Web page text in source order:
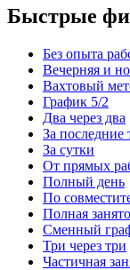
Быстрые
Без опыта
Вечерняя и
Вахтовый
График 5/2
Два через два
За последние
За сутки
От прямых
Полный день
По
Полная
Сменный
Три через три
Частичная